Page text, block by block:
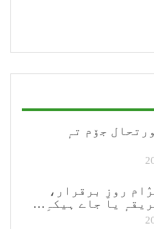
جۆم تہٕ
روزِ برقرار،
یا جاے ہیکہِ…